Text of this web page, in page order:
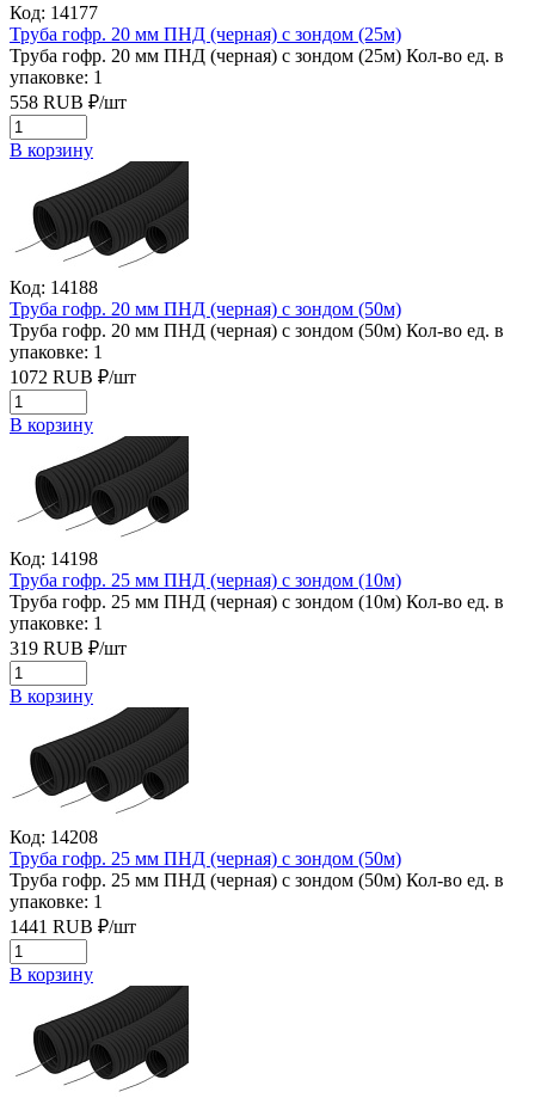
Код: 14177
Труба гофр. 20 мм ПНД (черная) с зондом (25м)
Труба гофр. 20 мм ПНД (черная) с зондом (25м) Кол-во ед. в
упаковке: 1
558 RUB ₽/шт
В корзину
Код: 14188
Труба гофр. 20 мм ПНД (черная) с зондом (50м)
Труба гофр. 20 мм ПНД (черная) с зондом (50м) Кол-во ед. в
упаковке: 1
1072 RUB ₽/шт
В корзину
Код: 14198
Труба гофр. 25 мм ПНД (черная) с зондом (10м)
Труба гофр. 25 мм ПНД (черная) с зондом (10м) Кол-во ед. в
упаковке: 1
319 RUB ₽/шт
В корзину
Код: 14208
Труба гофр. 25 мм ПНД (черная) с зондом (50м)
Труба гофр. 25 мм ПНД (черная) с зондом (50м) Кол-во ед. в
упаковке: 1
1441 RUB ₽/шт
В корзину